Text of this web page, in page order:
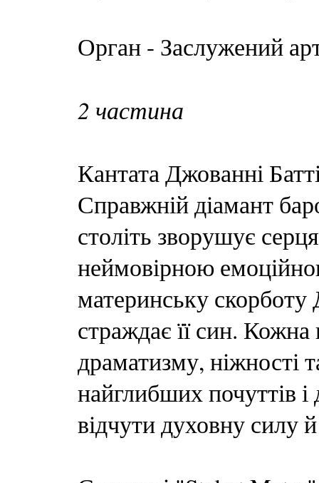
Орган - Заслужений
2 частина
Кантата Джованні
Справжній діамант
століть зворушує
неймовірною
материнську скорботу
страждає її син.
драматизму, ніжності
найглибших почуттів
відчути духовну силу